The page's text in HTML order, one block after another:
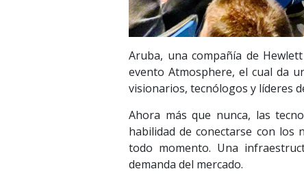
Aruba, una compañía de
evento Atmosphere, el cual da
visionarios, tecnólogos y líderes
Ahora más que nunca, las
habilidad de conectarse con los
todo momento. Una
demanda del mercado.